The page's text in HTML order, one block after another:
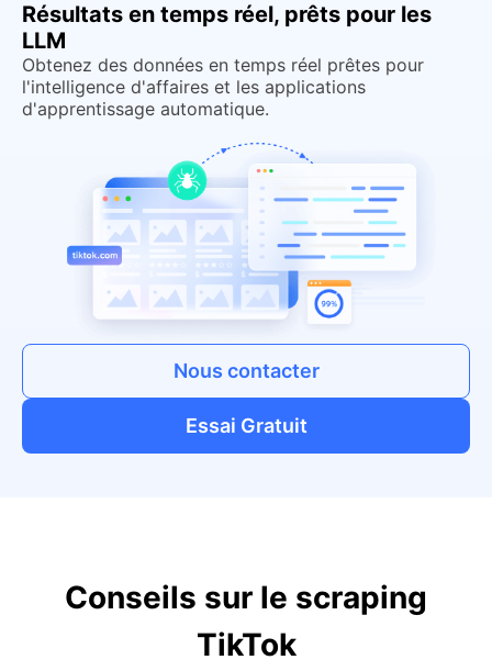
Résultats en temps réel, prêts pour les
LLM
Obtenez des données en temps réel prêtes pour
l'intelligence d'affaires et les applications
d'apprentissage automatique.
Nous contacter
Essai Gratuit
Conseils sur le scraping
TikTok